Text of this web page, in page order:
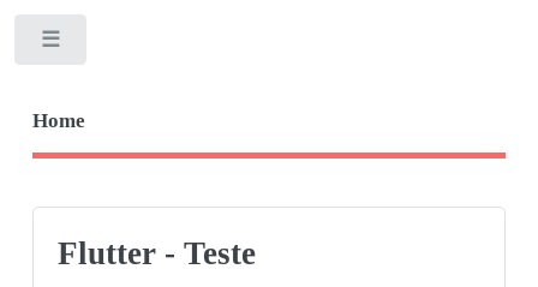
Home
Flutter - Teste